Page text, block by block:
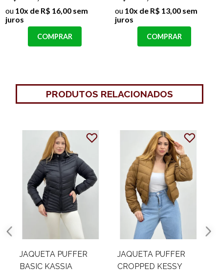
ou 10x de R$ 16,00 sem
juros
COMPRAR
ou 10x de R$ 13,00 sem
juros
COMPRAR
PRODUTOS RELACIONADOS
JAQUETA JEANS
CROPPED CAROLINA
JAQUETA
MICROFIBRA